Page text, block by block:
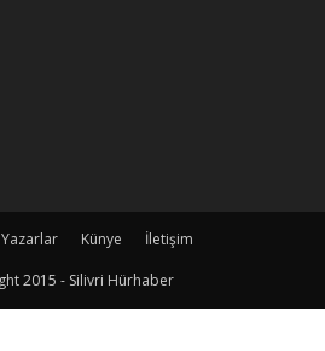
Yazarlar Künye
İletişim
2015 - Silivri Hürhaber